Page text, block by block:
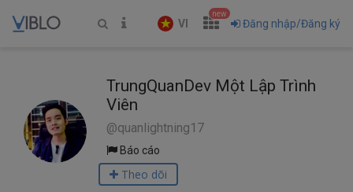
VI
new
Đăng nhập/Đăng ký
TrungQuanDev Một Lập Trình
Viên
@quanlightning17
Báo cáo
Theo dõi